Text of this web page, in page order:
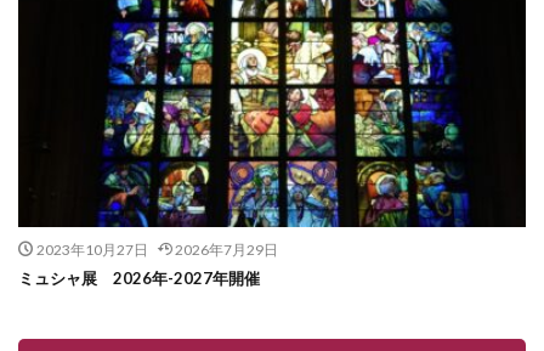
2023年10月27日 2026年7月29日
ミュシャ展 2026年-2027年開催